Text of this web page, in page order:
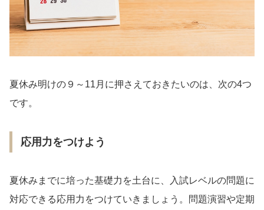
夏休み明けの９～11月に押さえておきたいのは、次の4つ
です。
応用力をつけよう
夏休みまでに培った基礎力を土台に、入試レベルの問題に
対応できる応用力をつけていきましょう。問題演習や定期